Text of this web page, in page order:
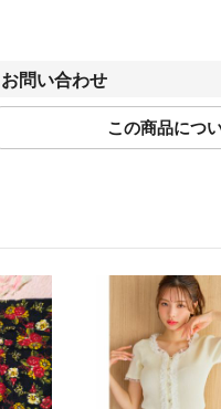
ブランドによってサイズ表記方
きましてはご容赦ください。
商品画像はできる限り現品を再
ん。
商品状態は掲載前に十分な確認
がございました際はご返品を承り
が違う、間違えた等お客様都合
・ご注文の商品と異なる商品が届
・商品状態が商品説明と著しく異
はご返品をお受けしております。
お問い合わせ
この商品につ